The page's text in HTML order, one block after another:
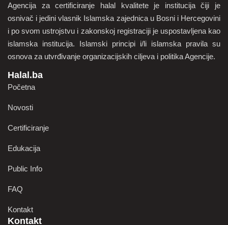
Agencija za certificiranje halal kvalitete je institucija čiji je
osnivač i jedini vlasnik Islamska zajednica u Bosni i Hercegovini
i po svom ustrojstvu i zakonskoj registraciji je uspostavljena kao
islamska institucija. Islamski principi i/li islamska pravila su
osnova za utvrđivanje organizacijskih ciljeva i politika Agencije.
Halal.ba
Početna
Novosti
Certificiranje
Edukacija
Public Info
FAQ
Kontakt
Kontakt